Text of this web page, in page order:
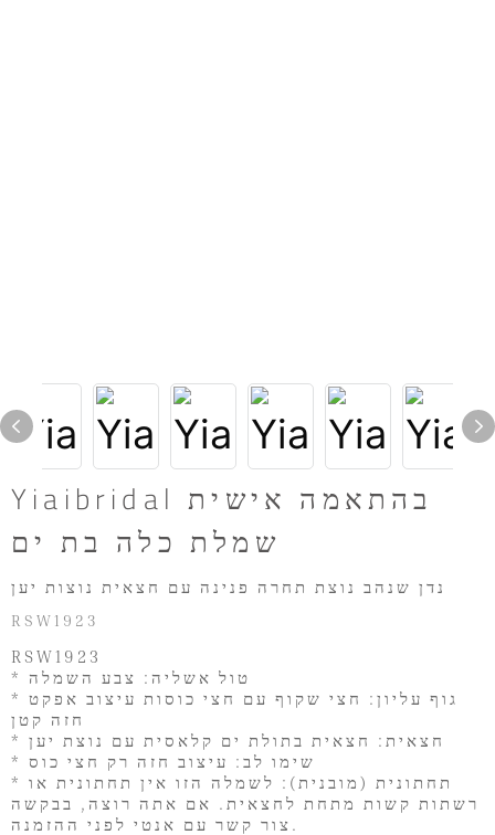
Yiaibridal בהתאמה אישית
שמלת כלה בת ים
נדן שנהב נוצת תחרה פנינה עם חצאית נוצות יען
RSW1923
RSW1923
* טול אשליה: צבע השמלה
* גוף עליון: חצי שקוף עם חצי כוסות עיצוב אפקט
חזה קטן
* חצאית: חצאית בתולת ים קלאסית עם נוצת יען
* שימו לב: עיצוב חזה רק חצי כוס
* תחתונית (מובנית): לשמלה הזו אין תחתונית או
רשתות קשות מתחת לחצאית. אם אתה רוצה, בבקשה
צור קשר עם אנטי לפני ההזמנה.